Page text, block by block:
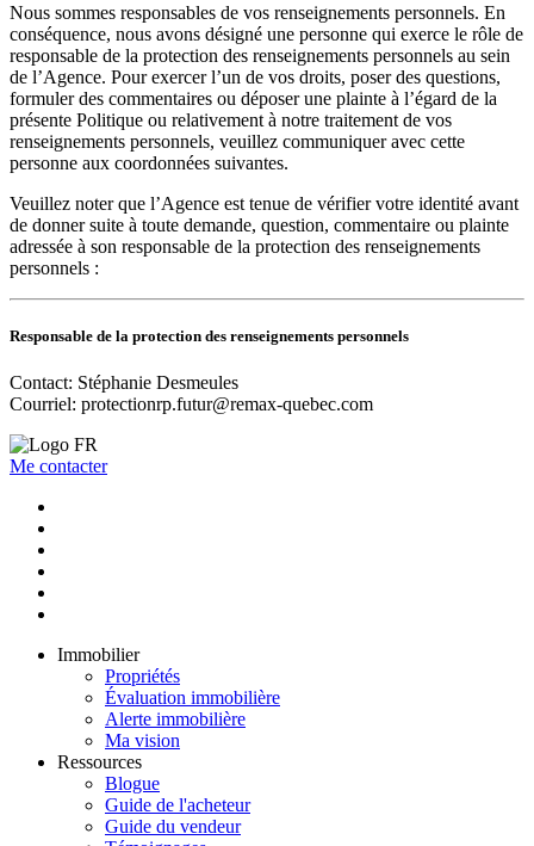
Nous sommes responsables de vos renseignements personnels. En
conséquence, nous avons désigné une personne qui exerce le rôle de
responsable de la protection des renseignements personnels au sein
de l’Agence. Pour exercer l’un de vos droits, poser des questions,
formuler des commentaires ou déposer une plainte à l’égard de la
présente Politique ou relativement à notre traitement de vos
renseignements personnels, veuillez communiquer avec cette
personne aux coordonnées suivantes.
Veuillez noter que l’Agence est tenue de vérifier votre identité avant
de donner suite à toute demande, question, commentaire ou plainte
adressée à son responsable de la protection des renseignements
personnels :
Responsable de la protection des renseignements personnels
Contact: Stéphanie Desmeules
Courriel: protectionrp.futur@remax-quebec.com
Me contacter
Immobilier
Propriétés
Évaluation immobilière
Alerte immobilière
Ma vision
Ressources
Blogue
Guide de l'acheteur
Guide du vendeur